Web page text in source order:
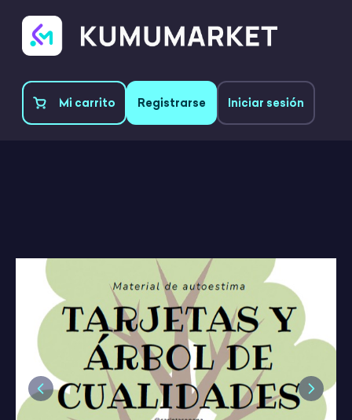
Mi carrito Registrarse Iniciar sesión
Previous Next